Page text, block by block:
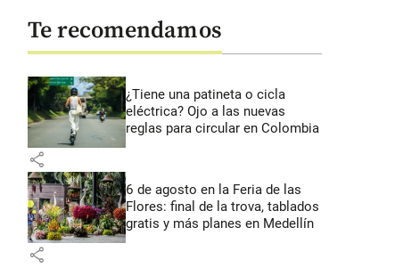
Te recomendamos
¿Tiene una patineta o cicla
eléctrica? Ojo a las nuevas
reglas para circular en Colombia
share
6 de agosto en la Feria de las
Flores: final de la trova, tablados
gratis y más planes en Medellín
share